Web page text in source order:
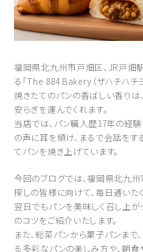
福岡県北九州市戸畑区、JR戸畑
る「The 884 Bakery（ザハチハチ
焼きたてのパンの香ばしい香り
安らぎを運んでくれます。
当店では、パン職人歴17年の経
の声に耳を傾け、まるで会話を
てパンを焼き上げています。
今回のブログでは、福岡県北九
探しの皆様に向けて、毎日通いた
翌日でもパンを美味しく召し上が
のコツをご紹介いたします。
また、総菜パンから菓子パンまで
る多彩なパンの楽しみ方や、朝